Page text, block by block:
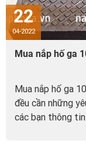
22
04-2022
Mua nắp hố ga
Mua nắp hố ga
đều cần những
các bạn thông tin